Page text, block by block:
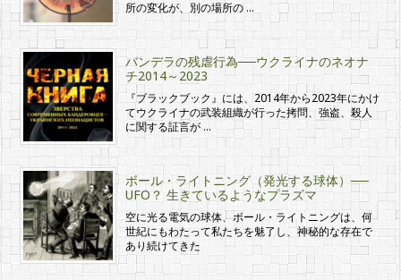
所の変化が、別の場所の …
バンデラの残虐行為──ウクライナのネオナ
チ2014～2023
『ブラックブック』には、2014年から2023年にかけ
てウクライナの武装組織が行った拷問、強盗、殺人
に関する証言が …
ボール・ライトニング（発光する球体）──
UFO？ 生きているようなプラズマ
空に光る電気の球体、ボール・ライトニングは、何
世紀にもわたって私たちを魅了し、神秘的な存在で
あり続けてきた